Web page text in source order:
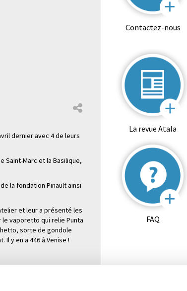
dernier avec 4 de leurs
Saint-Marc et la Basilique,
la fondation Pinault ainsi
et leur a présenté les
le vaporetto qui relie Punta
sorte de gondole
y en a 446 à Venise !
Contactez-nous
La revue Atala
FAQ